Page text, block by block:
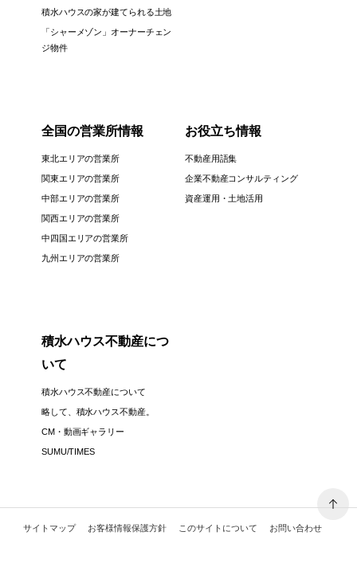
積水ハウスの家が建てられる土地
「シャーメゾン」オーナーチェン
ジ物件
全国の営業所情報
東北エリアの営業所
関東エリアの営業所
中部エリアの営業所
関西エリアの営業所
中四国エリアの営業所
九州エリアの営業所
お役立ち情報
不動産用語集
企業不動産コンサルティング
資産運用・土地活用
積水ハウス不動産につ
いて
積水ハウス不動産について
略して、積水ハウス不動産。
CM・動画ギャラリー
SUMU/TIMES
サイトマップ お客様情報保護方針 このサイトについて お問い合わせ